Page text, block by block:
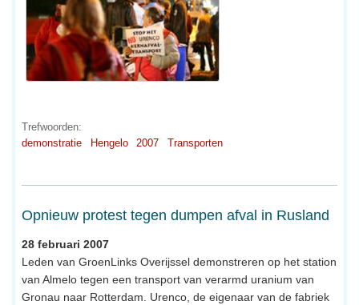
Trefwoorden:
demonstratie
Hengelo 2007 Transporten
Opnieuw protest tegen dumpen afval in Rusland
28 februari 2007
Leden van GroenLinks Overijssel demonstreren op het station
van Almelo tegen een transport van verarmd uranium van
Gronau naar Rotterdam. Urenco, de eigenaar van de fabriek